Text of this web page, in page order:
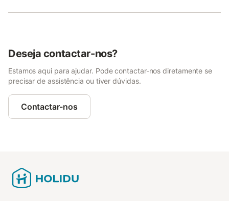
Deseja contactar-nos?
Estamos aqui para ajudar. Pode contactar-nos diretamente se
precisar de assistência ou tiver dúvidas.
Contactar-nos